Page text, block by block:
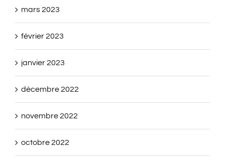
mars 2023
février 2023
janvier 2023
décembre 2022
novembre 2022
octobre 2022